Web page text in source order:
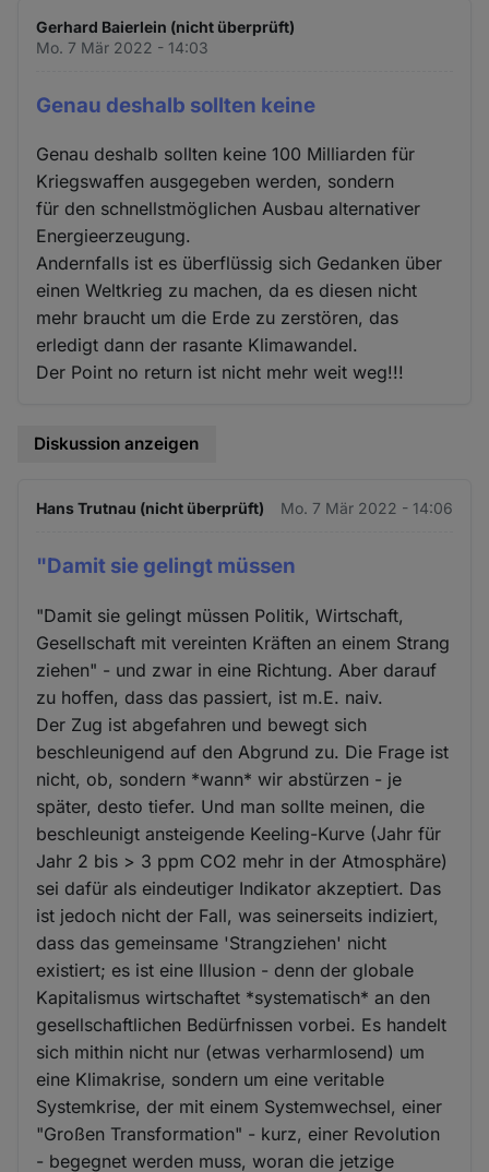
Gerhard Baierlein (nicht überprüft)
Mo. 7 Mär 2022 - 14:03
Genau deshalb sollten keine
Genau deshalb sollten keine 100 Milliarden für
Kriegswaffen ausgegeben werden, sondern
für den schnellstmöglichen Ausbau alternativer
Energieerzeugung.
Andernfalls ist es überflüssig sich Gedanken über
einen Weltkrieg zu machen, da es diesen nicht
mehr braucht um die Erde zu zerstören, das
erledigt dann der rasante Klimawandel.
Der Point no return ist nicht mehr weit weg!!!
Diskussion anzeigen
Hans Trutnau (nicht überprüft) Mo. 7 Mär 2022 - 14:06
"Damit sie gelingt müssen
"Damit sie gelingt müssen Politik, Wirtschaft,
Gesellschaft mit vereinten Kräften an einem Strang
ziehen" - und zwar in eine Richtung. Aber darauf
zu hoffen, dass das passiert, ist m.E. naiv.
Der Zug ist abgefahren und bewegt sich
beschleunigend auf den Abgrund zu. Die Frage ist
nicht, ob, sondern *wann* wir abstürzen - je
später, desto tiefer. Und man sollte meinen, die
beschleunigt ansteigende Keeling-Kurve (Jahr für
Jahr 2 bis > 3 ppm CO2 mehr in der Atmosphäre)
sei dafür als eindeutiger Indikator akzeptiert. Das
ist jedoch nicht der Fall, was seinerseits indiziert,
dass das gemeinsame 'Strangziehen' nicht
existiert; es ist eine Illusion - denn der globale
Kapitalismus wirtschaftet *systematisch* an den
gesellschaftlichen Bedürfnissen vorbei. Es handelt
sich mithin nicht nur (etwas verharmlosend) um
eine Klimakrise, sondern um eine veritable
Systemkrise, der mit einem Systemwechsel, einer
"Großen Transformation" - kurz, einer Revolution
- begegnet werden muss, woran die jetzige